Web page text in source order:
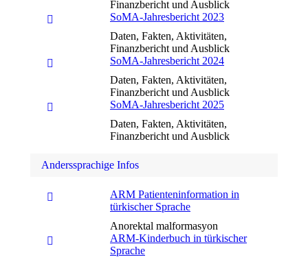
Finanzbericht und Ausblick
SoMA-Jahresbericht 2023
Daten, Fakten, Aktivitäten,
Finanzbericht und Ausblick
SoMA-Jahresbericht 2024
Daten, Fakten, Aktivitäten,
Finanzbericht und Ausblick
SoMA-Jahresbericht 2025
Daten, Fakten, Aktivitäten,
Finanzbericht und Ausblick
Anderssprachige Infos
ARM Patienteninformation in
türkischer Sprache
Anorektal malformasyon
ARM-Kinderbuch in türkischer
Sprache